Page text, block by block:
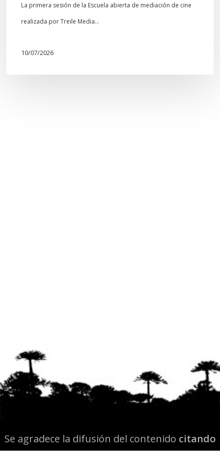
La primera sesión de la Escuela abierta de mediación de cine
realizada por Treile Media…
10/07/2026
Se agradece la difusión del contenido citando
la fuente www.mapuexpress.org